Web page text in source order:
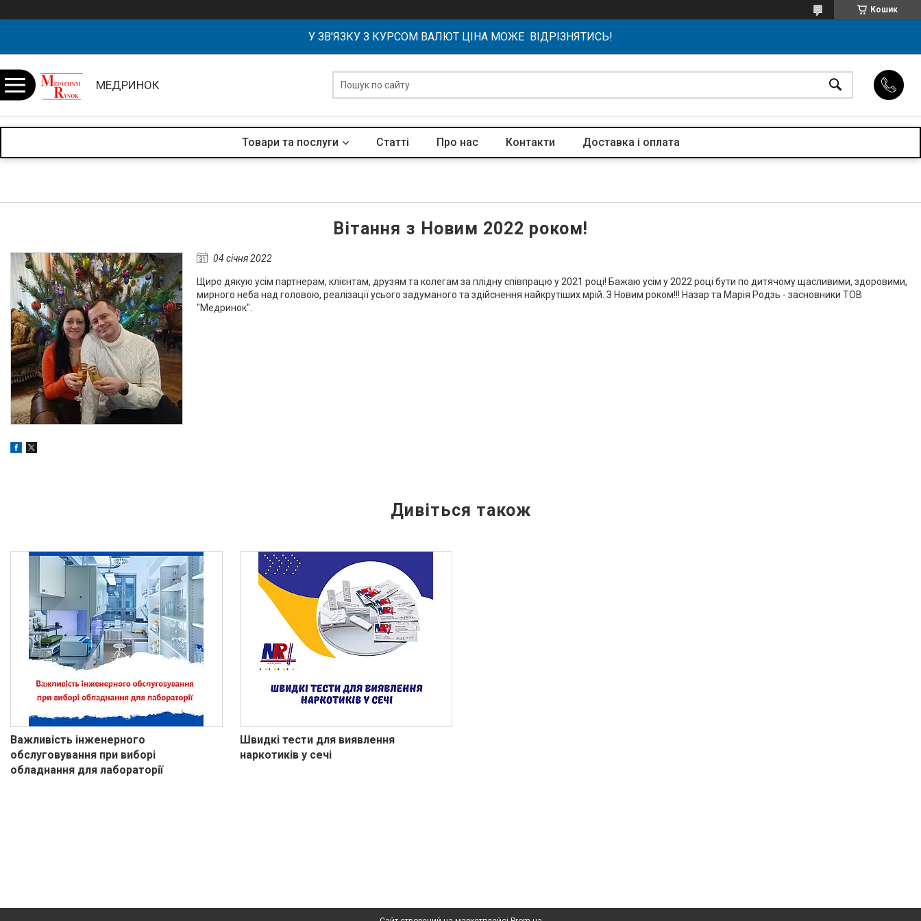
Кошик
У ЗВ'ЯЗКУ З КУРСОМ ВАЛЮТ ЦІНА МОЖЕ ВІДРІЗНЯТИСЬ!
МЕДРИНОК
Товари та послуги Статті Про нас Контакти Доставка і оплата
Вітання з Новим 2022 роком!
04 січня 2022
Щиро дякую усім партнерам, клієнтам, друзям та колегам за плідну співпрацю у 2021 році! Бажаю усім у 2022 році бути по дитячому щасливими, здоровими,
мирного неба над головою, реалізації усього задуманого та здійснення найкрутіших мрій. З Новим роком!!! Назар та Марія Родзь - засновники ТОВ
"Медринок".
Важливість інженерного
обслуговування при виборі
обладнання для лабораторії
Швидкі тести для виявлення
наркотиків у сечі